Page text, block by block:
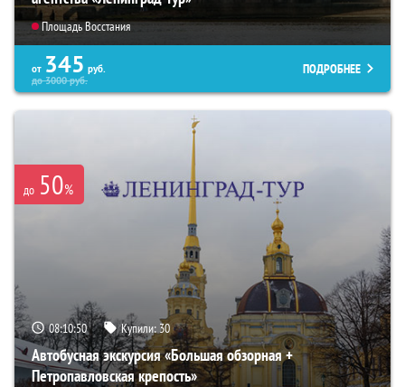
Площадь Восстания
от 345 руб.
до3000руб.
ПОДРОБНЕЕ
до 50%
08:10:49 Купили: 30
Автобусная экскурсия «Большая обзорная +
Петропавловская крепость»